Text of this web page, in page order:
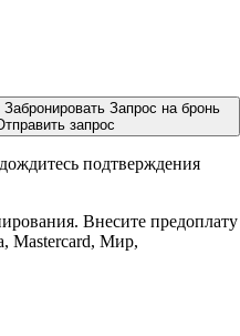
Забронировать Запрос на бронь
запрос
подтверждения
Внесите предоплату
Mastercard, Мир,